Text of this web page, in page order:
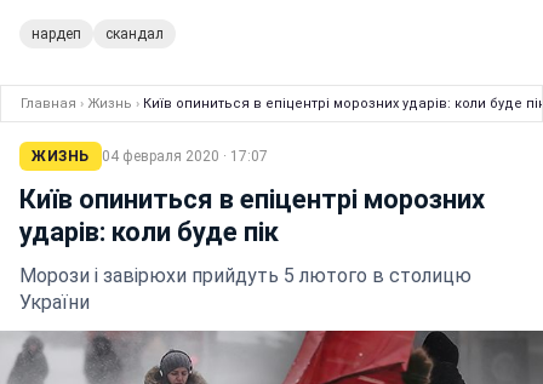
нардеп скандал
Главная › Жизнь › Київ опиниться в епіцентрі морозних ударів: коли буде
ЖИЗНЬ 04 февраля 2020 · 17:07
Київ опиниться в епіцентрі морозних
ударів: коли буде пік
Морози і завірюхи прийдуть 5 лютого в столицю
України